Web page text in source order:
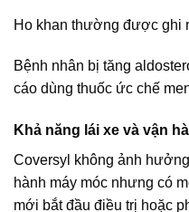
Ho khan thường được ghi
Bệnh nhân bị tăng
cáo dùng thuốc ức chế
Khả năng lái xe và vận
Coversyl không ảnh
hành máy móc nhưng có
mới bắt đầu điều trị hoặc